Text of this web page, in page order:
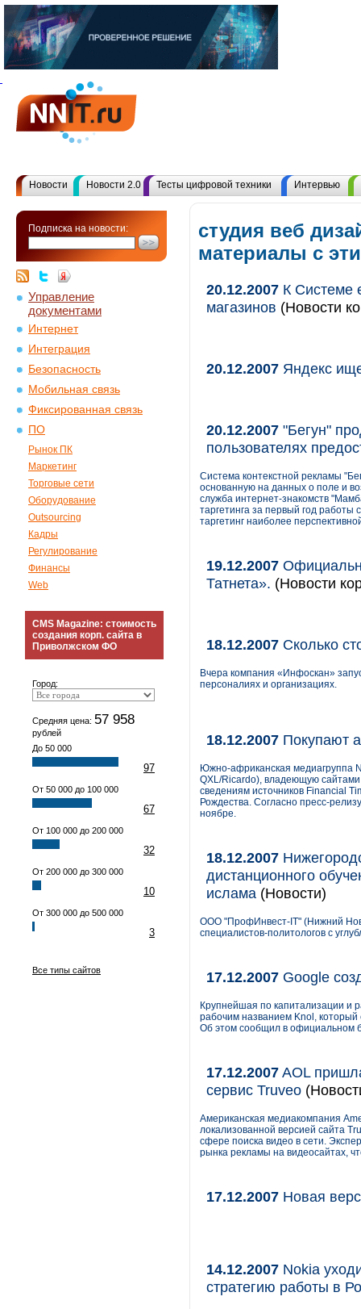
Новости Новости 2.0 Тесты цифровой техники Интервью
Подписка на новости:
Управление
документами
Интернет
Интеграция
Безопасность
Мобильная связь
Фиксированная связь
ПО
Рынок ПК
Маркетинг
Торговые сети
Оборудование
Outsourcing
Кадры
Регулирование
Финансы
Web
CMS Magazine: стоимость
создания корп. сайта в
Приволжском ФО
Город:
Средняя цена: 57 958
рублей
До 50 000
97
От 50 000 до 100 000
67
От 100 000 до 200 000
32
От 200 000 до 300 000
10
От 300 000 до 500 000
3
Все типы сайтов
студия веб
материалы с
20.12.2007 К Системе
магазинов (Новости
20.12.2007 Яндекс
20.12.2007 "Бегун"
пользователях
Система контекстной рекламы
основанную на данных о поле и
служба интернет-знакомств
таргетинга за первый год
таргетинг наиболее
19.12.2007
Татнета». (Новости
18.12.2007 Сколько
Вчера компания «Инфоскан»
персоналиях и организациях.
18.12.2007 Покупают
Южно-африканская медиагруппа
QXL/Ricardo), владеющую
сведениям источников Financial
Рождества. Согласно пресс-
ноябре.
18.12.2007
дистанционного
ислама (Новости)
ООО "ПрофИнвест-IT" (Нижний
специалистов-политологов с
17.12.2007 Google
Крупнейшая по капитализации и
рабочим названием Knol,
Об этом сообщил в официальном
17.12.2007AOL
сервис Truveo
Американская медиакомпания
локализованной версией сайта
сфере поиска видео в сети.
рынка рекламы на видеосайтах,
17.12.2007 Новая
14.12.2007 Nokia
стратегию работы в